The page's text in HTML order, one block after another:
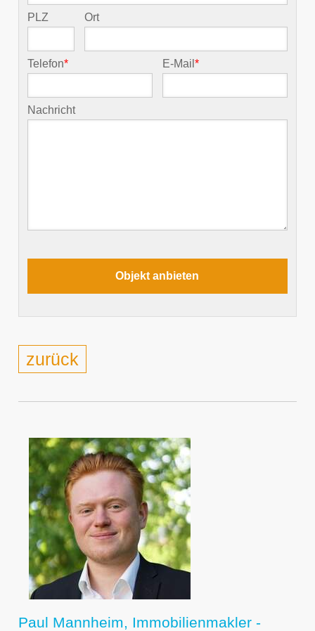
PLZ Ort
Telefon* E-Mail*
Nachricht
zurück
Paul Mannheim, Immobilienmakler -